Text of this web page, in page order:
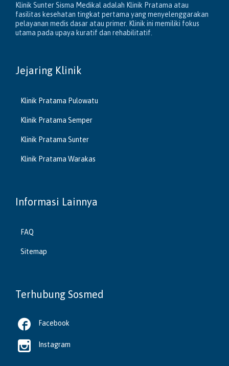
Klinik Sunter Sisma Medikal adalah Klinik Pratama atau
fasilitas kesehatan tingkat pertama yang menyelenggarakan
pelayanan medis dasar atau primer. Klinik ini memiliki fokus
utama pada upaya kuratif dan rehabilitatif.
Jejaring Klinik
Klinik Pratama Pulowatu
Klinik Pratama Semper
Klinik Pratama Sunter
Klinik Pratama Warakas
Informasi Lainnya
FAQ
Sitemap
Terhubung Sosmed
 Facebook
 Instagram